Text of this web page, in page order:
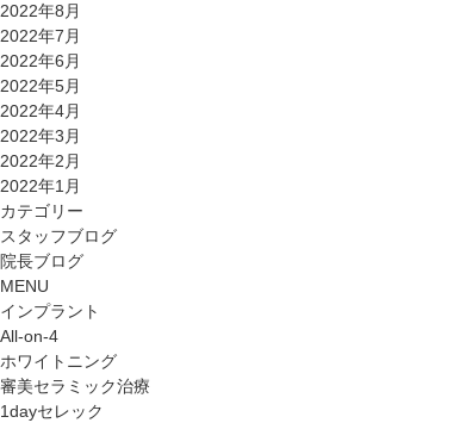
2022年8月
2022年7月
2022年6月
2022年5月
2022年4月
2022年3月
2022年2月
2022年1月
カテゴリー
スタッフブログ
院長ブログ
MENU
インプラント
All-on-4
ホワイトニング
審美セラミック治療
1dayセレック